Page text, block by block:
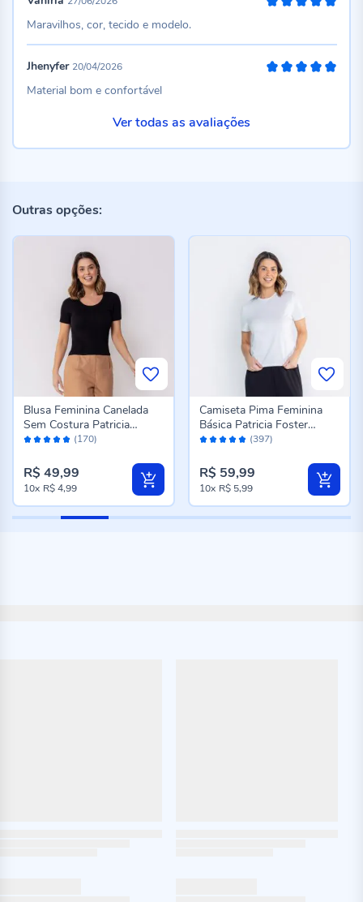
Maravilhos, cor, tecido e modelo.
Jhenyfer 20/04/2026
Material bom e confortável
Ver todas as avaliações
Outras opções:
Avaliação: (170)
Blusa Feminina Canelada
Sem Costura Patricia
Foster Preto
R$ 49,99
10x R$ 4,99
Avaliação: (397)
Camiseta Pima Feminina
Básica Patricia Foster
Branco
R$ 59,99
10x R$ 5,99